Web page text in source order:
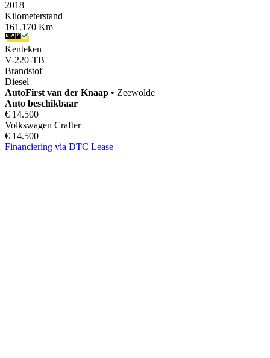
2018
Kilometerstand
161.170 Km
Kenteken
V-220-TB
Brandstof
Diesel
AutoFirst van der Knaap • Zeewolde
Auto beschikbaar
€ 14.500
Volkswagen Crafter
€ 14.500
Financiering via DTC Lease